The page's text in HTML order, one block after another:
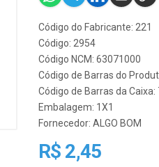
Código do Fabricante: 221
Código: 2954
Código NCM: 63071000
Código de Barras do
Código de Barras da
Embalagem: 1X1
Fornecedor: ALGO BOM
R$ 2,45